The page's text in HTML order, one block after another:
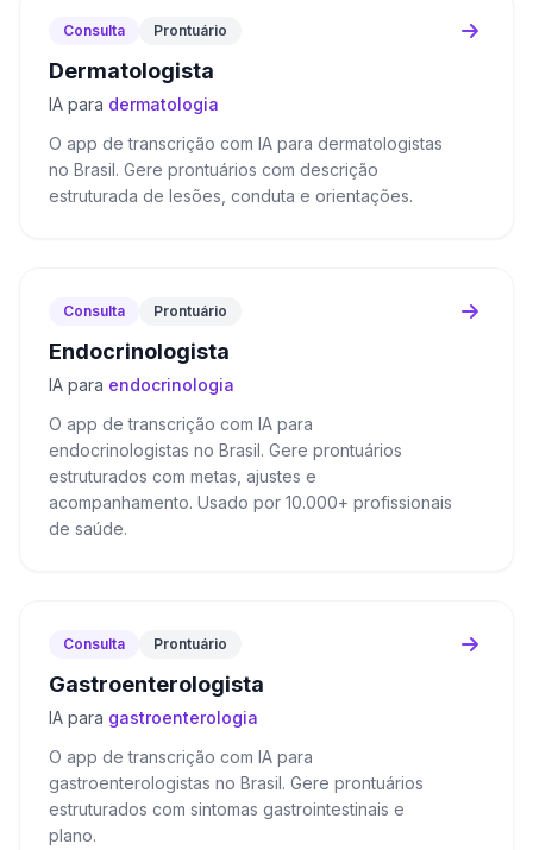
Consulta Prontuário
Dermatologista
IA para dermatologia
O app de transcrição com IA para dermatologistas
no Brasil. Gere prontuários com descrição
estruturada de lesões, conduta e orientações.
Consulta Prontuário
Endocrinologista
IA para endocrinologia
O app de transcrição com IA para
endocrinologistas no Brasil. Gere prontuários
estruturados com metas, ajustes e
acompanhamento. Usado por 10.000+ profissionais
de saúde.
Consulta Prontuário
Gastroenterologista
IA para gastroenterologia
O app de transcrição com IA para
gastroenterologistas no Brasil. Gere prontuários
estruturados com sintomas gastrointestinais e
plano.